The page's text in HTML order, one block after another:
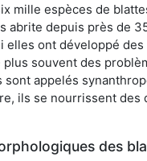
mille espèces de
abrite depuis près de
elles ont développé
souvent des
appelés
ils se nourrissent des
des